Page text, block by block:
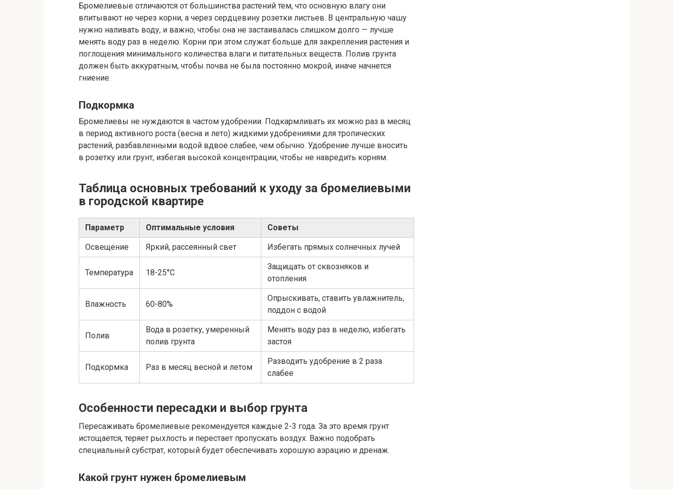
Бромелиевые отличаются от большинства растений тем, что основную влагу они
впитывают не через корни, а через сердцевину розетки листьев. В центральную чашу
нужно наливать воду, и важно, чтобы она не застаивалась слишком долго — лучше
менять воду раз в неделю. Корни при этом служат больше для закрепления растения и
поглощения минимального количества влаги и питательных веществ. Полив грунта
должен быть аккуратным, чтобы почва не была постоянно мокрой, иначе начнется
гниение.
Подкормка
Бромелиевы не нуждаются в частом удобрении. Подкармливать их можно раз в месяц
в период активного роста (весна и лето) жидкими удобрениями для тропических
растений, разбавленными водой вдвое слабее, чем обычно. Удобрение лучше вносить
в розетку или грунт, избегая высокой концентрации, чтобы не навредить корням.
Таблица основных требований к уходу за бромелиевыми
в городской квартире
Параметр Оптимальные условия Советы
Освещение Яркий, рассеянный свет Избегать прямых солнечных лучей
Температура 18-25°C
Защищать от сквозняков и
отопления
Влажность 60-80%
Опрыскивать, ставить увлажнитель,
поддон с водой
Полив
Вода в розетку, умеренный
полив грунта
Менять воду раз в неделю, избегать
застоя
Подкормка Раз в месяц весной и летом
Разводить удобрение в 2 раза
слабее
Особенности пересадки и выбор грунта
Пересаживать бромелиевые рекомендуется каждые 2-3 года. За это время грунт
истощается, теряет рыхлость и перестает пропускать воздух. Важно подобрать
специальный субстрат, который будет обеспечивать хорошую аэрацию и дренаж.
Какой грунт нужен бромелиевым